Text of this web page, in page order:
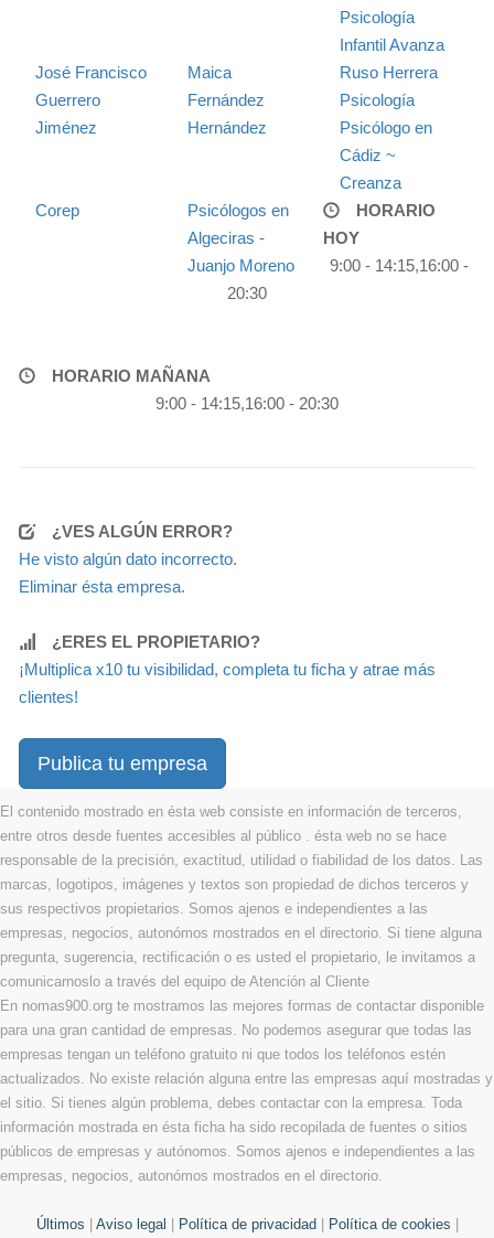
Psicología
Infantil Avanza
José Francisco
Guerrero
Jiménez
Maica
Fernández
Hernández
Ruso Herrera
Psicología
Psicólogo en
Cádiz ~
Creanza
Corep
Psicólogos en
Algeciras -
Juanjo Moreno
HORARIO
HOY
9:00 - 14:15,16:00 -
20:30
HORARIO MAÑANA
9:00 - 14:15,16:00 - 20:30
¿VES ALGÚN ERROR?
He visto algún dato incorrecto.
Eliminar ésta empresa.
¿ERES EL PROPIETARIO?
¡Multiplica x10 tu visibilidad, completa tu ficha y atrae más
clientes!
Publica tu empresa
El contenido mostrado en ésta web consiste en información de terceros,
entre otros desde fuentes accesibles al público . ésta web no se hace
responsable de la precisión, exactitud, utilidad o fiabilidad de los datos. Las
marcas, logotipos, imágenes y textos son propiedad de dichos terceros y
sus respectivos propietarios. Somos ajenos e independientes a las
empresas, negocios, autonómos mostrados en el directorio. Si tiene alguna
pregunta, sugerencia, rectificación o es usted el propietario, le invitamos a
comunicarnoslo a través del equipo de Atención al Cliente
En nomas900.org te mostramos las mejores formas de contactar disponible
para una gran cantidad de empresas. No podemos asegurar que todas las
empresas tengan un teléfono gratuito ni que todos los teléfonos estén
actualizados. No existe relación alguna entre las empresas aquí mostradas y
el sitio. Si tienes algún problema, debes contactar con la empresa. Toda
información mostrada en ésta ficha ha sido recopilada de fuentes o sitios
públicos de empresas y autónomos. Somos ajenos e independientes a las
empresas, negocios, autonómos mostrados en el directorio.
Últimos Aviso legal Política de privacidad Política de cookies